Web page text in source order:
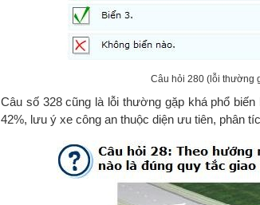
Câu hỏi 280 (lỗi thường
Câu số 328 cũng là lỗi thường gặp khá phổ
42%, lưu ý xe công an thuộc diện ưu tiên, phân